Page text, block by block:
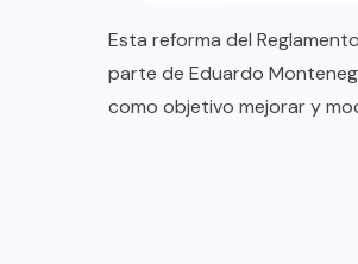
Esta reforma del
parte de Eduardo
como objetivo mejorar y